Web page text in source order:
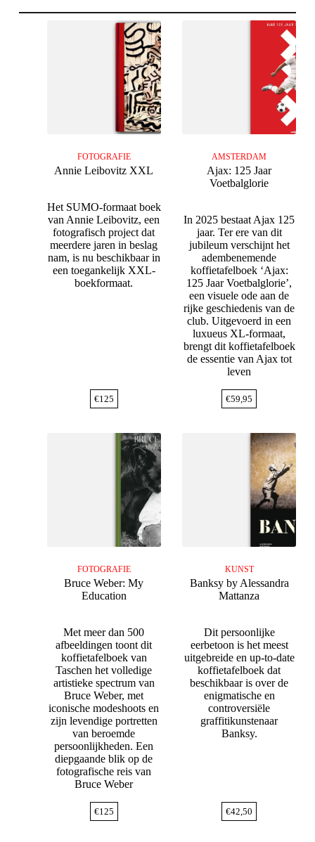
FOTOGRAFIE
Annie Leibovitz XXL
Het SUMO-formaat boek
van Annie Leibovitz, een
fotografisch project dat
meerdere jaren in beslag
nam, is nu beschikbaar in
een toegankelijk XXL-
boekformaat.
€125
AMSTERDAM
Ajax: 125 Jaar
Voetbalglorie
In 2025 bestaat Ajax 125
jaar. Ter ere van dit
jubileum verschijnt het
adembenemende
koffietafelboek ‘Ajax:
125 Jaar Voetbalglorie’,
een visuele ode aan de
rijke geschiedenis van de
club. Uitgevoerd in een
luxueus XL-formaat,
brengt dit koffietafelboek
de essentie van Ajax tot
leven
€59,95
FOTOGRAFIE
Bruce Weber: My
Education
Met meer dan 500
afbeeldingen toont dit
koffietafelboek van
Taschen het volledige
artistieke spectrum van
Bruce Weber, met
iconische modeshoots en
zijn levendige portretten
van beroemde
persoonlijkheden. Een
diepgaande blik op de
fotografische reis van
Bruce Weber
€125
KUNST
Banksy by Alessandra
Mattanza
Dit persoonlijke
eerbetoon is het meest
uitgebreide en up-to-date
koffietafelboek dat
beschikbaar is over de
enigmatische en
controversiële
graffitikunstenaar
Banksy.
€42,50